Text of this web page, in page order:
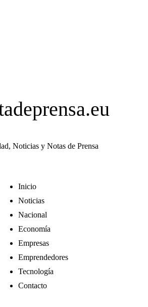
Noticias y Notas de Prensa
Inicio
Noticias
Nacional
Economía
Empresas
Emprendedores
Tecnología
Contacto